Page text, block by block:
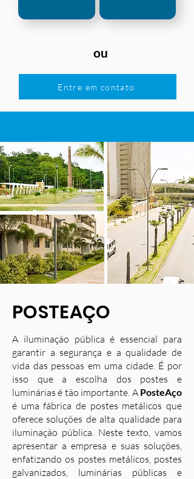
ou
Entre em contato
POSTEAÇO
A iluminação pública é essencial para
garantir a segurança e a qualidade de
vida das pessoas em uma cidade. É por
isso que a escolha dos postes e
luminárias é tão importante. A PosteAço
é uma fábrica de postes metálicos que
oferece soluções de alta qualidade para
iluminação pública. Neste texto, vamos
apresentar a empresa e suas soluções,
enfatizando os postes metálicos, postes
galvanizados, luminárias públicas e